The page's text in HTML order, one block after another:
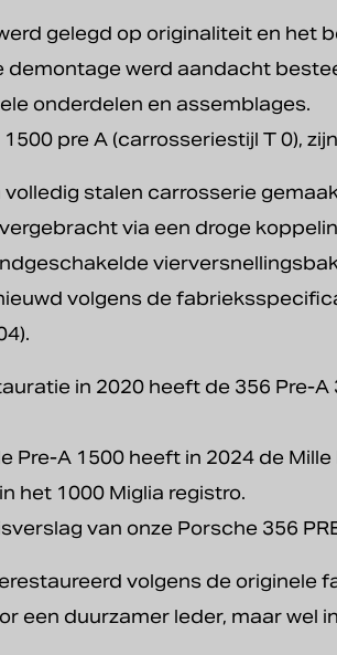
gelegd op originaliteit en het
demontage werd aandacht
onderdelen en assemblages.
pre A (carrosseriestijl T 0),
stalen carrosserie
via een droge
volgens de
in 2020 heeft de 356 Pre-
Pre-A 1500 heeft in 2024 de
het 1000 Miglia registro.
van onze Porsche 356
volgens de originele
een duurzamer leder, maar wel